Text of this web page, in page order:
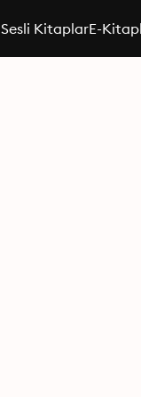
Sesli KitaplarE-